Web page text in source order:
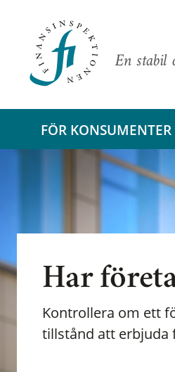
En stabil
FÖR KONSUMENTER
Har
Kontrollera om ett
tillstånd att erbjuda